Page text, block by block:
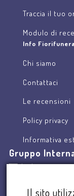
Traccia il tuo
Modulo di
Info
Chi siamo
Contattaci
Le recensioni
Policy privacy
Informativa
Gruppo
Indirizzo
Il sito